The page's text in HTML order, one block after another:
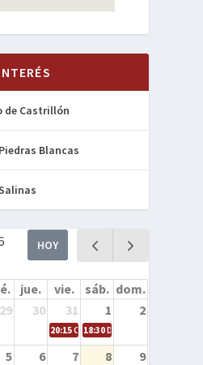
de Castrillón
Blancas
HOY
jue. vie. sáb. dom.
29 30 31 1 2
20:15Cine en la calle – Cómo
18:30Danza – Cita en el
5 6 7 8 9